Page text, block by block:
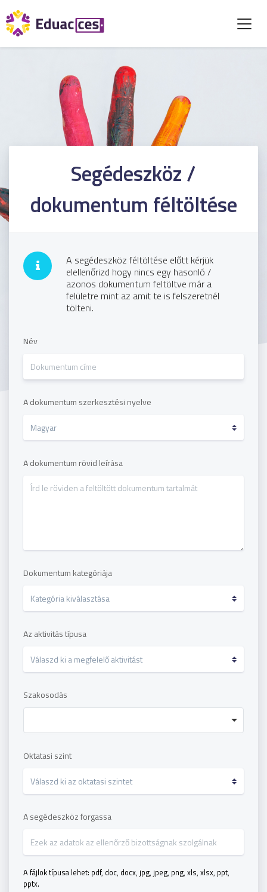
Segédeszköz /
dokumentum féltöltése
A segédeszköz féltöltése előtt kérjük
elellenőrizd hogy nincs egy hasonló /
azonos dokumentum feltöltve már a
felületre mint az amit te is felszeretnél
tölteni.
Név
A dokumentum szerkesztési nyelve
A dokumentum rövid leírása
Dokumentum kategóriája
Az aktivitás típusa
Szakosodás
Oktatasi szint
A segédeszköz forgassa
A fájlok típusa lehet: pdf, doc, docx, jpg, jpeg, png, xls, xlsx, ppt,
pptx.